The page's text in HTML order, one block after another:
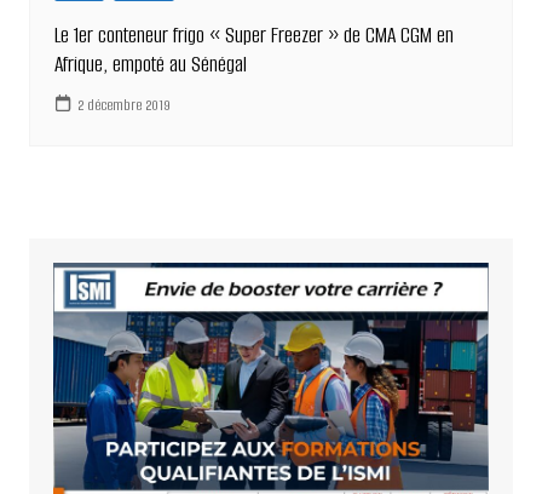
Le 1er conteneur frigo « Super Freezer » de CMA CGM en
Afrique, empoté au Sénégal
2 décembre 2019